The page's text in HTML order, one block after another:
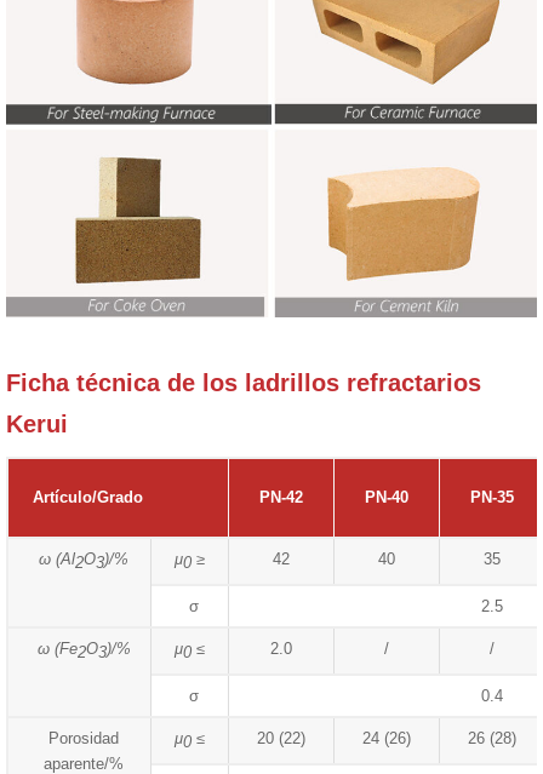
Ficha técnica de los ladrillos refractarios
Kerui
Artículo/Grado PN-42 PN-40 PN-35
ω (Al2O3)/% μ0 ≥ 42 40 35
σ 2.5
ω (Fe2O3)/% μ0 ≤ 2.0 / /
σ 0.4
Porosidad
aparente/%
μ0 ≤ 20 (22) 24 (26) 26 (28)